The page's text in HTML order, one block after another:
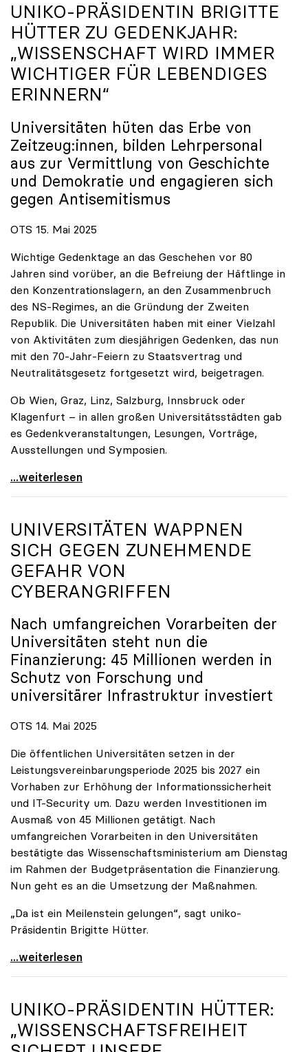
UNIKO-PRÄSIDENTIN BRIGITTE
HÜTTER ZU GEDENKJAHR:
„WISSENSCHAFT WIRD IMMER
WICHTIGER FÜR LEBENDIGES
ERINNERN“
Universitäten hüten das Erbe von
Zeitzeug:innen, bilden Lehrpersonal
aus zur Vermittlung von Geschichte
und Demokratie und engagieren sich
gegen Antisemitismus
OTS 15. Mai 2025
Wichtige Gedenktage an das Geschehen vor 80
Jahren sind vorüber, an die Befreiung der Häftlinge in
den Konzentrationslagern, an den Zusammenbruch
des NS-Regimes, an die Gründung der Zweiten
Republik. Die Universitäten haben mit einer Vielzahl
von Aktivitäten zum diesjährigen Gedenken, das nun
mit den 70-Jahr-Feiern zu Staatsvertrag und
Neutralitätsgesetz fortgesetzt wird, beigetragen.
Ob Wien, Graz, Linz, Salzburg, Innsbruck oder
Klagenfurt – in allen großen Universitätsstädten gab
es Gedenkveranstaltungen, Lesungen, Vorträge,
Ausstellungen und Symposien.
uniko-Präsidentin Brigitte Hütter zu Gedenkjahr:
...weiterlesen
UNIVERSITÄTEN WAPPNEN
SICH GEGEN ZUNEHMENDE
GEFAHR VON
CYBERANGRIFFEN
Nach umfangreichen Vorarbeiten der
Universitäten steht nun die
Finanzierung: 45 Millionen werden in
Schutz von Forschung und
universitärer Infrastruktur investiert
OTS 14. Mai 2025
Die öffentlichen Universitäten setzen in der
Leistungsvereinbarungsperiode 2025 bis 2027 ein
Vorhaben zur Erhöhung der Informationssicherheit
und IT-Security um. Dazu werden Investitionen im
Ausmaß von 45 Millionen getätigt. Nach
umfangreichen Vorarbeiten in den Universitäten
bestätigte das Wissenschaftsministerium am Dienstag
im Rahmen der Budgetpräsentation die Finanzierung.
Nun geht es an die Umsetzung der Maßnahmen.
„Da ist ein Meilenstein gelungen“, sagt uniko-
Präsidentin Brigitte Hütter.
Universitäten wappnen sich gegen zunehmende Gefahr
...weiterlesen
UNIKO-PRÄSIDENTIN HÜTTER:
„WISSENSCHAFTSFREIHEIT